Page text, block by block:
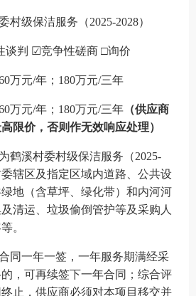
村级保洁服务（2025-2028）
谈判 ☑竞争性磋商 □询价
万元/年；180万元/三年
万元/年；180万元/三年 （供应商
限价，否则作无效响应处理）
鹤溪村委村级保洁服务（2025-
辖区及指定区域内道路、公共设
地（含草坪、绿化带）和内河河
清运、垃圾偷倒管护等及采购人
。
合同一年一签，一年服务期满经采
，可再续签下一年合同；综合评
止，供应商必须对本项目移交并